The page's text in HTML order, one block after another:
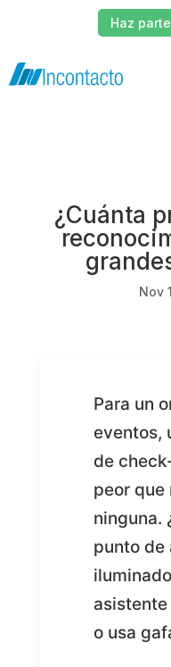
Haz
¿Cuánta
Nov
Para un
eventos,
de
peor que
ninguna.
punto de
o usa